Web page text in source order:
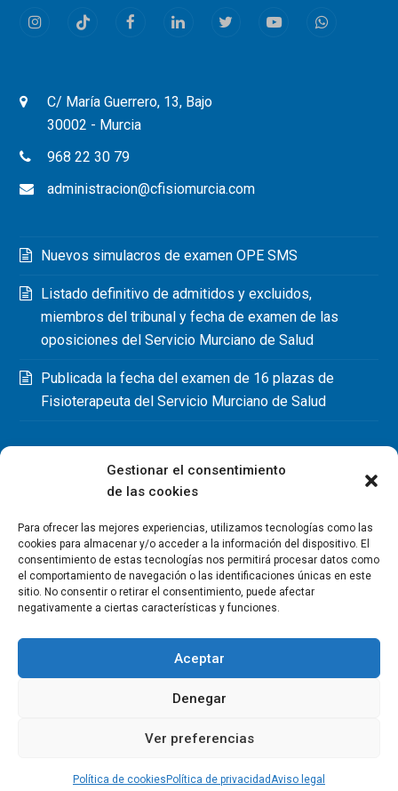
Gestionar el consentimiento
de las cookies
Para ofrecer las mejores experiencias, utilizamos tecnologías como las
cookies para almacenar y/o acceder a la información del dispositivo. El
consentimiento de estas tecnologías nos permitirá procesar datos como
el comportamiento de navegación o las identificaciones únicas en este
sitio. No consentir o retirar el consentimiento, puede afectar
negativamente a ciertas características y funciones.
Aceptar
Denegar
Ver preferencias
Política de cookies Política de privacidadAviso legal
InstagramTiktok FacebookLinkedInTwitterYoutubeWhatsapp
C/ María Guerrero, 13, Bajo
30002 - Murcia
968 22 30 79
administracion@cfisiomurcia.com
Nuevos simulacros de examen OPE SMS
Listado definitivo de admitidos y excluidos,
miembros del tribunal y fecha de examen de las
oposiciones del Servicio Murciano de Salud
Publicada la fecha del examen de 16 plazas de
Fisioterapeuta del Servicio Murciano de Salud
Copyright Colegio Oficial de Fisioterapeutas de la Región de
Contacto